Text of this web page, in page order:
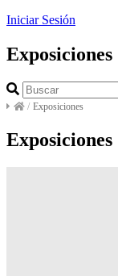
Iniciar Sesión
Exposiciones
/ Exposiciones
Exposiciones